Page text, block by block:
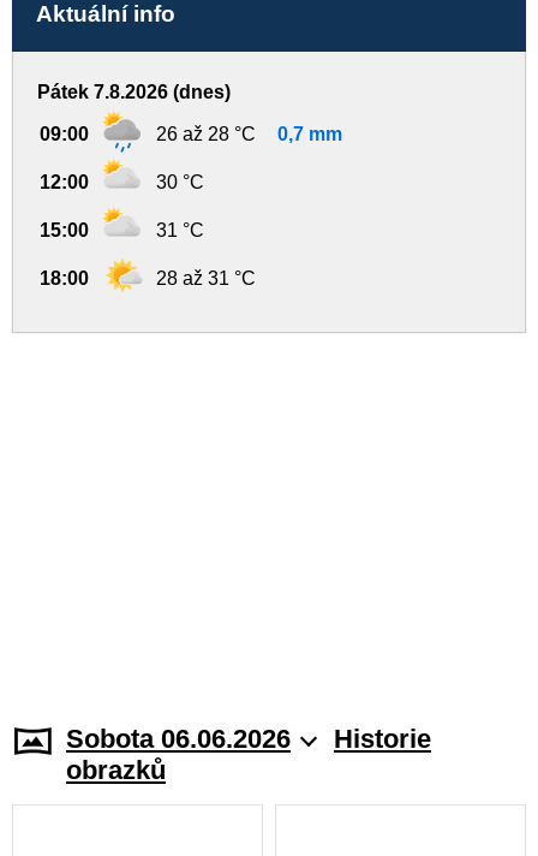
Aktuální info
Pátek 7.8.2026 (dnes)
09:00 26 až 28 °C 0,7 mm
12:00 30 °C
15:00 31 °C
18:00 28 až 31 °C
Sobota 06.06.2026
Historie
obrazků